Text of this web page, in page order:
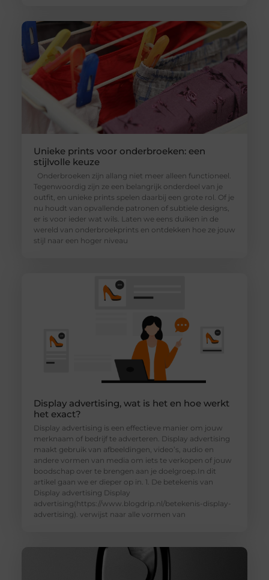
Unieke prints voor onderbroeken: een
stijlvolle keuze
Onderbroeken zijn allang niet meer alleen functioneel.
Tegenwoordig zijn ze een belangrijk onderdeel van je
outfit, en unieke prints spelen daarbij een grote rol. Of je
nu houdt van opvallende patronen of subtiele designs,
er is voor ieder wat wils. Laten we eens duiken in de
wereld van onderbroekprints en ontdekken hoe ze jouw
stijl naar een hoger niveau
Display advertising, wat is het en hoe werkt
het exact?
Display advertising is een effectieve manier om jouw
merknaam of bedrijf te adverteren. Display advertising
maakt gebruik van afbeeldingen, video’s, audio en
andere vormen van media om iets te verkopen of jouw
boodschap over te brengen aan je doelgroep.In dit
artikel gaan we er dieper op in. 1. De betekenis van
Display advertising Display
advertising(https://www.blogdrip.nl/betekenis-display-
advertising). verwijst naar alle vormen van